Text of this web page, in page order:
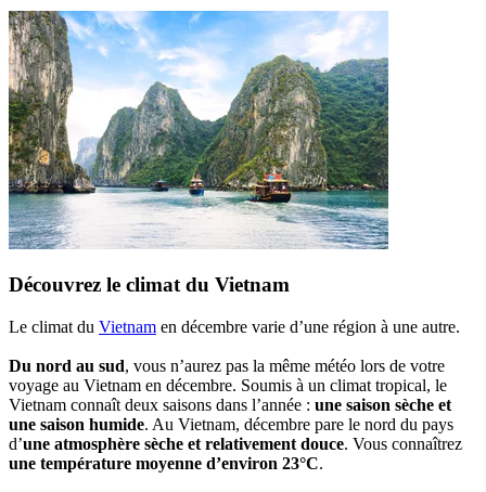
Découvrez le climat du Vietnam
Le climat du Vietnam en décembre varie d’une région à une autre.
Du nord au sud, vous n’aurez pas la même météo lors de votre
voyage au Vietnam en décembre. Soumis à un climat tropical, le
Vietnam connaît deux saisons dans l’année : une saison sèche et
une saison humide. Au Vietnam, décembre pare le nord du pays
d’une atmosphère sèche et relativement douce. Vous connaîtrez
une température moyenne d’environ 23°C.